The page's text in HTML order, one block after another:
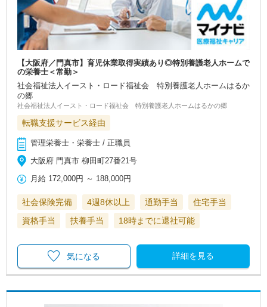
【大阪府／門真市】育児休業取得実績あり◎特別養護老人ホームで
の栄養士＜常勤＞
社会福祉法人イースト・ロード福祉会 特別養護老人ホームはるか
の郷
社会福祉法人イースト・ロード福祉会 特別養護老人ホームはるかの郷
転職支援サービス経由
管理栄養士・栄養士 / 正職員
大阪府 門真市 柳田町27番21号
月給 172,000円 ～ 188,000円
社会保険完備 4週8休以上 通勤手当
住宅手当
資格手当
扶養手当 18時までに退社可能
詳細を見る
気になる